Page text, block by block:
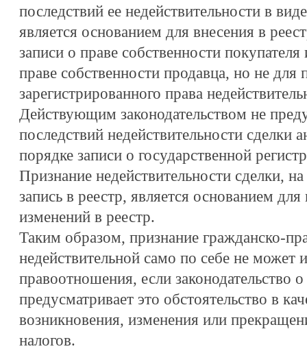
последствий ее недействительности в
является основанием для внесения в
записи о праве собственности
праве собственности продавца, но не для
зарегистрированного права
Действующим законодательством не
последствий недействительности сделки
порядке записи о государственной
Признание недействительности сделки,
запись в реестр, является основанием
изменений в реестр.
Таким образом, признание гражданско-
недействительной само по себе не может
правоотношения, если законодательство
предусматривает это обстоятельство в
возникновения, изменения или
налогов.